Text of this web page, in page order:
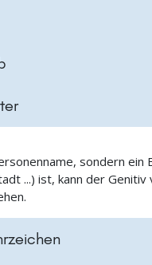
sondern ein
...) ist, kann der Genitiv